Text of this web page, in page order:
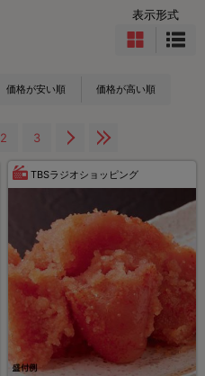
表示形式
価格が安い順 価格が高い順
2 3
TBSラジオショッピング